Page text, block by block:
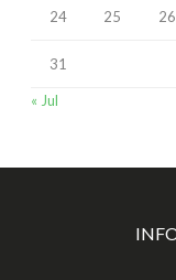
24 25 26
31
« Jul